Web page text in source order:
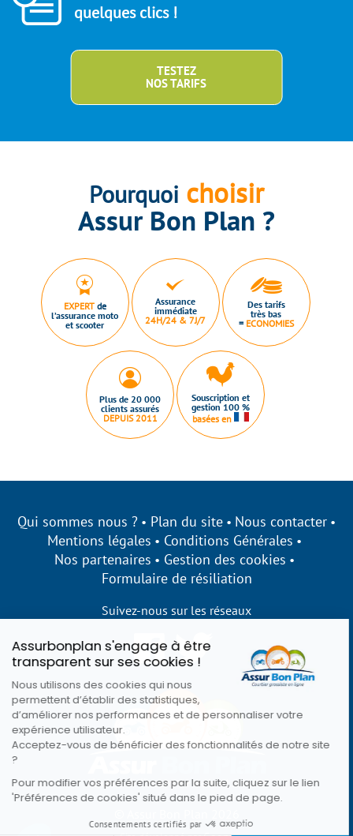
Assurbonplan s'engage à être
transparent sur ses cookies !
Nous utilisons des cookies qui nous
permettent d’établir des statistiques,
d’améliorer nos performances et de personnaliser votre
expérience utilisateur.
Acceptez-vous de bénéficier des fonctionnalités de notre site
?
Pour modifier vos préférences par la suite, cliquez sur le lien
'Préférences de cookies' situé dans le pied de page.
Consentements certifiés par
quelques clics !
TESTEZ
NOS TARIFS
Pourquoi choisir
Assur Bon Plan ?
EXPERTde
l’assurance moto
et scooter
Assurance
immédiate
24H/24 & 7J/7
Des tarifs
très bas
= ECONOMIES
Plus de 20 000
clients assurés
DEPUIS 2011
Souscription et
gestion 100 %
basées en
Qui sommes nous ? Plan du site
Nous contacter
Mentions légales
Conditions Générales
Nos partenaires
Gestion des cookies
Formulaire de résiliation
Suivez-nous sur les réseaux